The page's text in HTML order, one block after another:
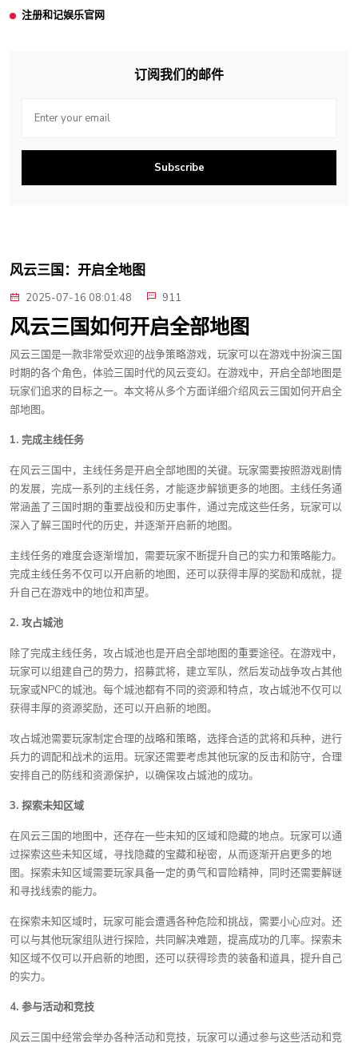
注册和记娱乐官网
订阅我们的邮件
Subscribe
风云三国：开启全地图
2025-07-16 08:01:48 911
风云三国如何开启全部地图
风云三国是一款非常受欢迎的战争策略游戏，玩家可以在游戏中扮演三国
时期的各个角色，体验三国时代的风云变幻。在游戏中，开启全部地图是
玩家们追求的目标之一。本文将从多个方面详细介绍风云三国如何开启全
部地图。
1. 完成主线任务
在风云三国中，主线任务是开启全部地图的关键。玩家需要按照游戏剧情
的发展，完成一系列的主线任务，才能逐步解锁更多的地图。主线任务通
常涵盖了三国时期的重要战役和历史事件，通过完成这些任务，玩家可以
深入了解三国时代的历史，并逐渐开启新的地图。
主线任务的难度会逐渐增加，需要玩家不断提升自己的实力和策略能力。
完成主线任务不仅可以开启新的地图，还可以获得丰厚的奖励和成就，提
升自己在游戏中的地位和声望。
2. 攻占城池
除了完成主线任务，攻占城池也是开启全部地图的重要途径。在游戏中，
玩家可以组建自己的势力，招募武将，建立军队，然后发动战争攻占其他
玩家或NPC的城池。每个城池都有不同的资源和特点，攻占城池不仅可以
获得丰厚的资源奖励，还可以开启新的地图。
攻占城池需要玩家制定合理的战略和策略，选择合适的武将和兵种，进行
兵力的调配和战术的运用。玩家还需要考虑其他玩家的反击和防守，合理
安排自己的防线和资源保护，以确保攻占城池的成功。
3. 探索未知区域
在风云三国的地图中，还存在一些未知的区域和隐藏的地点。玩家可以通
过探索这些未知区域，寻找隐藏的宝藏和秘密，从而逐渐开启更多的地
图。探索未知区域需要玩家具备一定的勇气和冒险精神，同时还需要解谜
和寻找线索的能力。
在探索未知区域时，玩家可能会遭遇各种危险和挑战，需要小心应对。还
可以与其他玩家组队进行探险，共同解决难题，提高成功的几率。探索未
知区域不仅可以开启新的地图，还可以获得珍贵的装备和道具，提升自己
的实力。
4. 参与活动和竞技
风云三国中经常会举办各种活动和竞技，玩家可以通过参与这些活动和竞